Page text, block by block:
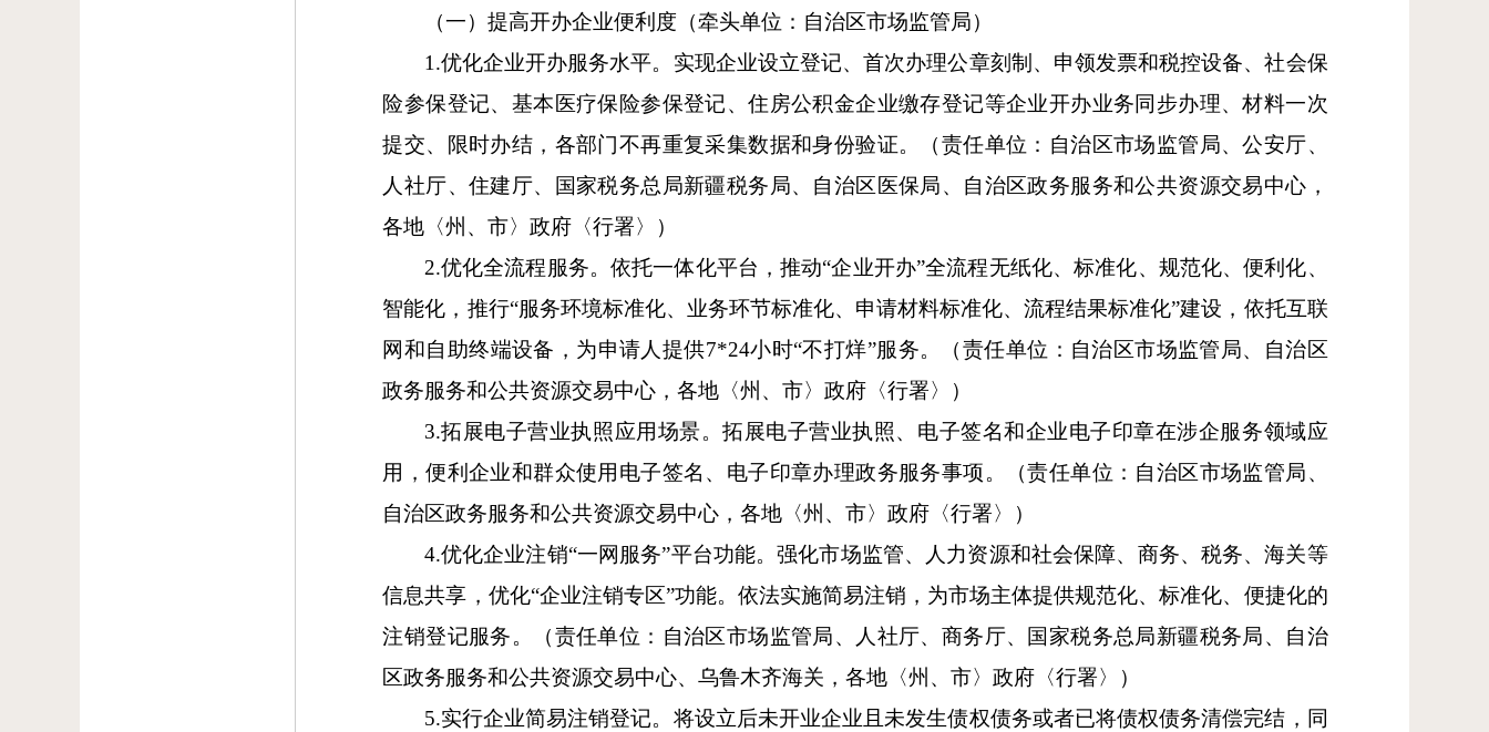
（一）提高开办企业便利度（牵头单位：自治区市场监管局）
1.优化企业开办服务水平。实现企业设立登记、首次办理公章刻制、申领发票和税控设备、社会保
险参保登记、基本医疗保险参保登记、住房公积金企业缴存登记等企业开办业务同步办理、材料一次
提交、限时办结，各部门不再重复采集数据和身份验证。（责任单位：自治区市场监管局、公安厅、
人社厅、住建厅、国家税务总局新疆税务局、自治区医保局、自治区政务服务和公共资源交易中心，
各地〈州、市〉政府〈行署〉）
2.优化全流程服务。依托一体化平台，推动“企业开办”全流程无纸化、标准化、规范化、便利化、
智能化，推行“服务环境标准化、业务环节标准化、申请材料标准化、流程结果标准化”建设，依托互联
网和自助终端设备，为申请人提供7*24小时“不打烊”服务。（责任单位：自治区市场监管局、自治区
政务服务和公共资源交易中心，各地〈州、市〉政府〈行署〉）
3.拓展电子营业执照应用场景。拓展电子营业执照、电子签名和企业电子印章在涉企服务领域应
用，便利企业和群众使用电子签名、电子印章办理政务服务事项。（责任单位：自治区市场监管局、
自治区政务服务和公共资源交易中心，各地〈州、市〉政府〈行署〉）
4.优化企业注销“一网服务”平台功能。强化市场监管、人力资源和社会保障、商务、税务、海关等
信息共享，优化“企业注销专区”功能。依法实施简易注销，为市场主体提供规范化、标准化、便捷化的
注销登记服务。（责任单位：自治区市场监管局、人社厅、商务厅、国家税务总局新疆税务局、自治
区政务服务和公共资源交易中心、乌鲁木齐海关，各地〈州、市〉政府〈行署〉）
5.实行企业简易注销登记。将设立后未开业企业且未发生债权债务或者已将债权债务清偿完结，同